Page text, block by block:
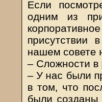
Если
одним из
присутствии
нашем совете
– Сложности в
– У нас были
в том, что
были созданы